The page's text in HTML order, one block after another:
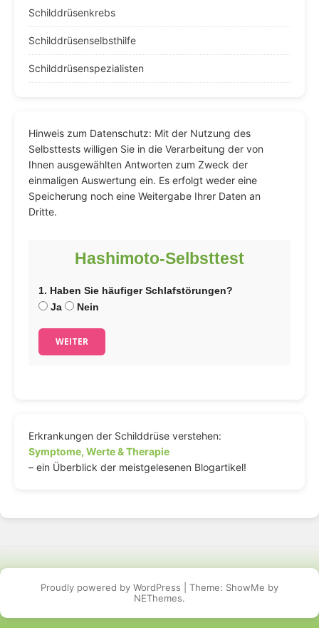
Schilddrüsenkrebs
Schilddrüsenselbsthilfe
Schilddrüsenspezialisten
Hinweis zum Datenschutz: Mit der Nutzung des
Selbsttests willigen Sie in die Verarbeitung der von
Ihnen ausgewählten Antworten zum Zweck der
einmaligen Auswertung ein. Es erfolgt weder eine
Speicherung noch eine Weitergabe Ihrer Daten an
Dritte.
Hashimoto-Selbsttest
1. Haben Sie häufiger Schlafstörungen?
Ja
Nein
WEITER
Erkrankungen der Schilddrüse verstehen:
Symptome, Werte & Therapie
– ein Überblick der meistgelesenen Blogartikel!
Proudly powered by WordPress
Theme: ShowMe by
NEThemes.